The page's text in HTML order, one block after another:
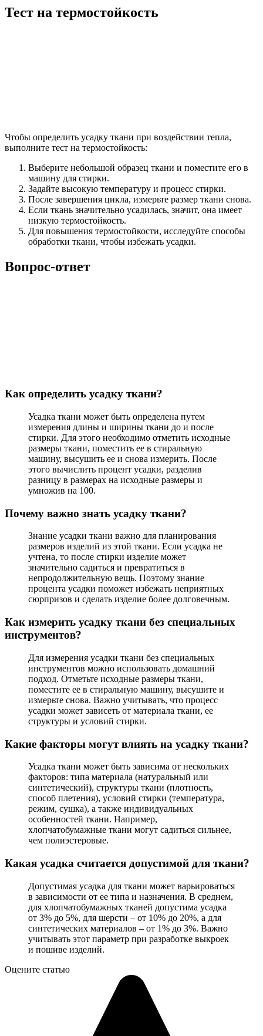
Тест на термостойкость
Чтобы определить усадку ткани при воздействии тепла,
выполните тест на термостойкость:
Выберите небольшой образец ткани и поместите его в
машину для стирки.
Задайте высокую температуру и процесс стирки.
После завершения цикла, измерьте размер ткани снова.
Если ткань значительно усадилась, значит, она имеет
низкую термостойкость.
Для повышения термостойкости, исследуйте способы
обработки ткани, чтобы избежать усадки.
Вопрос-ответ
Как определить усадку ткани?
Усадка ткани может быть определена путем
измерения длины и ширины ткани до и после
стирки. Для этого необходимо отметить исходные
размеры ткани, поместить ее в стиральную
машину, высушить ее и снова измерить. После
этого вычислить процент усадки, разделив
разницу в размерах на исходные размеры и
умножив на 100.
Почему важно знать усадку ткани?
Знание усадки ткани важно для планирования
размеров изделий из этой ткани. Если усадка не
учтена, то после стирки изделие может
значительно садиться и превратиться в
непродолжительную вещь. Поэтому знание
процента усадки поможет избежать неприятных
сюрпризов и сделать изделие более долговечным.
Как измерить усадку ткани без специальных
инструментов?
Для измерения усадки ткани без специальных
инструментов можно использовать домашний
подход. Отметьте исходные размеры ткани,
поместите ее в стиральную машину, высушите и
измерьте снова. Важно учитывать, что процесс
усадки может зависеть от материала ткани, ее
структуры и условий стирки.
Какие факторы могут влиять на усадку ткани?
Усадка ткани может быть зависима от нескольких
факторов: типа материала (натуральный или
синтетический), структуры ткани (плотность,
способ плетения), условий стирки (температура,
режим, сушка), а также индивидуальных
особенностей ткани. Например,
хлопчатобумажные ткани могут садиться сильнее,
чем полиэстеровые.
Какая усадка считается допустимой для ткани?
Допустимая усадка для ткани может варьироваться
в зависимости от ее типа и назначения. В среднем,
для хлопчатобумажных тканей допустима усадка
от 3% до 5%, для шерсти – от 10% до 20%, а для
синтетических материалов – от 1% до 3%. Важно
учитывать этот параметр при разработке выкроек
и пошиве изделий.
Оцените статью